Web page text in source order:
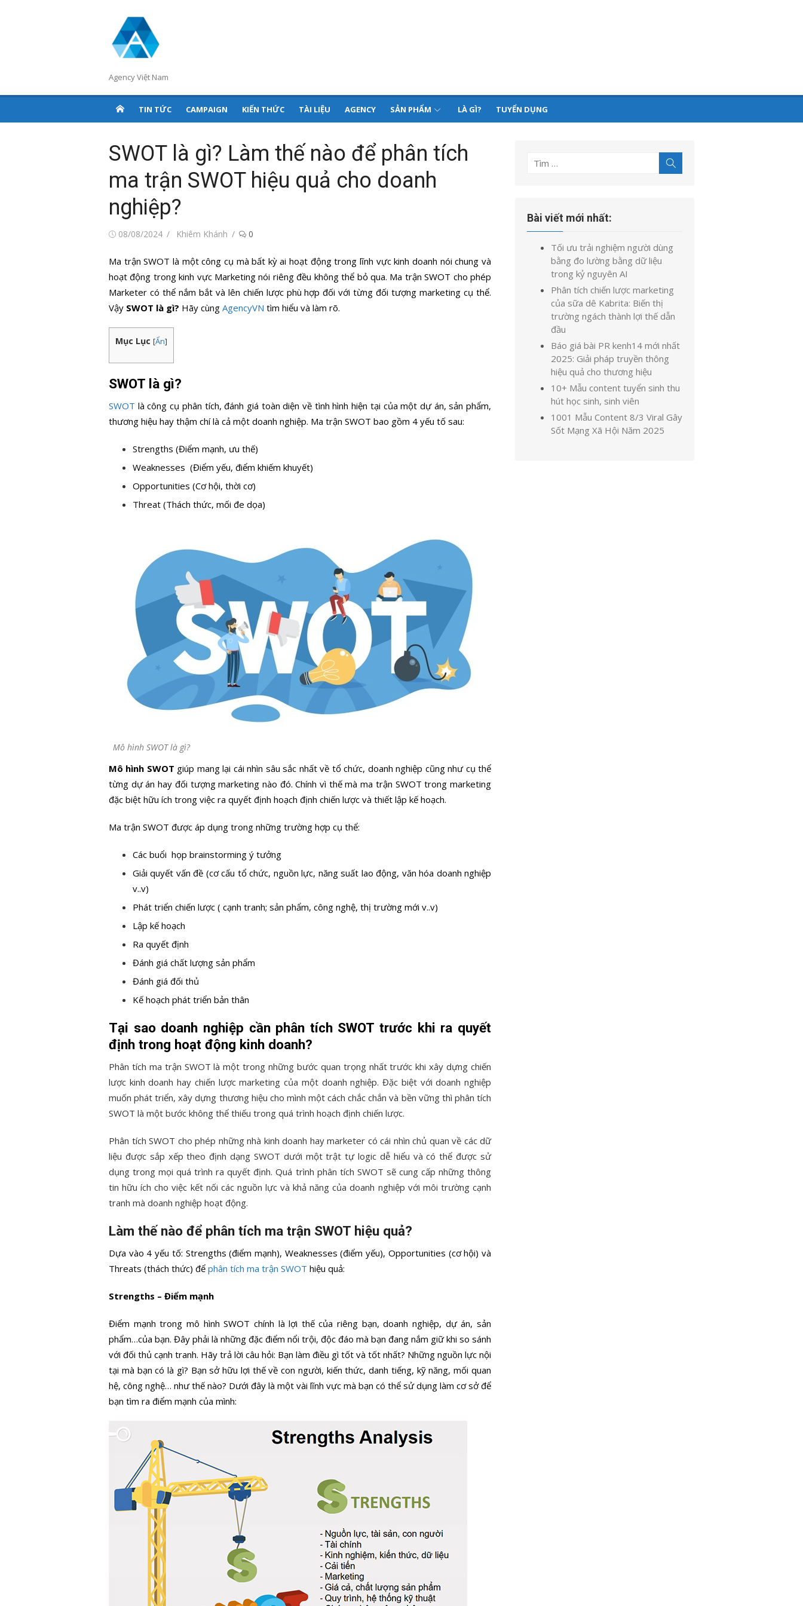
Agency Việt Nam
TIN TỨC CAMPAIGN KIẾN THỨC TÀI LIỆU AGENCY SẢN PHẨM LÀ GÌ? TUYỂN DỤNG
SWOT là gì? Làm thế nào để phân tích
ma trận SWOT hiệu quả cho doanh
nghiệp?
Đăng08/08/2024
Tác
Khiêm Khánh 0
Ma trận SWOT là một công cụ mà bất kỳ ai hoạt động trong lĩnh vực kinh doanh nói chung và
hoạt động trong kinh vực Marketing nói riêng đều không thể bỏ qua. Ma trận SWOT cho phép
Marketer có thể nắm bắt và lên chiến lược phù hợp đối với từng đối tượng marketing cụ thể.
Vậy SWOT là gì? Hãy cùng AgencyVN tìm hiểu và làm rõ.
Mục Lục [Ẩn]
SWOT là gì?
SWOT là công cụ phân tích, đánh giá toàn diện về tình hình hiện tại của một dự án, sản phẩm,
thương hiệu hay thậm chí là cả một doanh nghiệp. Ma trận SWOT bao gồm 4 yếu tố sau:
Strengths (Điểm mạnh, ưu thế)
Weaknesses (Điểm yếu, điểm khiếm khuyết)
Opportunities (Cơ hội, thời cơ)
Threat (Thách thức, mối đe dọa)
Mô hình SWOT là gì?
Mô hình SWOT giúp mang lại cái nhìn sâu sắc nhất về tổ chức, doanh nghiệp cũng như cụ thể
từng dự án hay đối tượng marketing nào đó. Chính vì thế mà ma trận SWOT trong marketing
đặc biệt hữu ích trong việc ra quyết định hoạch định chiến lược và thiết lập kế hoạch.
Ma trận SWOT được áp dụng trong những trường hợp cụ thể:
Các buổi họp brainstorming ý tưởng
Giải quyết vấn đề (cơ cấu tổ chức, nguồn lực, năng suất lao động, văn hóa doanh nghiệp
v..v)
Phát triển chiến lược ( cạnh tranh; sản phẩm, công nghệ, thị trường mới v..v)
Lập kế hoạch
Ra quyết định
Đánh giá chất lượng sản phẩm
Đánh giá đối thủ
Kế hoạch phát triển bản thân
Tại sao doanh nghiệp cần phân tích SWOT trước khi ra quyết
định trong hoạt động kinh doanh?
Phân tích ma trận SWOT là một trong những bước quan trọng nhất trước khi xây dựng chiến
lược kinh doanh hay chiến lược marketing của một doanh nghiệp. Đặc biệt với doanh nghiệp
muốn phát triển, xây dựng thương hiệu cho mình một cách chắc chắn và bền vững thì phân tích
SWOT là một bước không thể thiếu trong quá trình hoạch định chiến lược.
Phân tích SWOT cho phép những nhà kinh doanh hay marketer có cái nhìn chủ quan về các dữ
liệu được sắp xếp theo định dạng SWOT dưới một trật tự logic dễ hiểu và có thể được sử
dụng trong mọi quá trình ra quyết định. Quá trình phân tích SWOT sẽ cung cấp những thông
tin hữu ích cho việc kết nối các nguồn lực và khả năng của doanh nghiệp với môi trường cạnh
tranh mà doanh nghiệp hoạt động.
Làm thế nào để phân tích ma trận SWOT hiệu quả?
Dựa vào 4 yếu tố: Strengths (điểm mạnh), Weaknesses (điểm yếu), Opportunities (cơ hội) và
Threats (thách thức) để phân tích ma trận SWOT hiệu quả:
Strengths – Điểm mạnh
Điểm mạnh trong mô hình SWOT chính là lợi thế của riêng bạn, doanh nghiệp, dự án, sản
phẩm…của bạn. Đây phải là những đặc điểm nổi trội, độc đáo mà bạn đang nắm giữ khi so sánh
với đối thủ cạnh tranh. Hãy trả lời câu hỏi: Bạn làm điều gì tốt và tốt nhất? Những nguồn lực nội
tại mà bạn có là gì? Bạn sở hữu lợi thế về con người, kiến thức, danh tiếng, kỹ năng, mối quan
hệ, công nghệ… như thế nào? Dưới đây là một vài lĩnh vực mà bạn có thể sử dụng làm cơ sở để
bạn tìm ra điểm mạnh của mình:
Tìm
kiếm
Bài viết mới nhất:
Tối ưu trải nghiệm người dùng
bằng đo lường bằng dữ liệu
trong kỷ nguyên AI
Phân tích chiến lược marketing
của sữa dê Kabrita: Biến thị
trường ngách thành lợi thế dẫn
đầu
Báo giá bài PR kenh14 mới nhất
2025: Giải pháp truyền thông
hiệu quả cho thương hiệu
10+ Mẫu content tuyển sinh thu
hút học sinh, sinh viên
1001 Mẫu Content 8/3 Viral Gây
Sốt Mạng Xã Hội Năm 2025